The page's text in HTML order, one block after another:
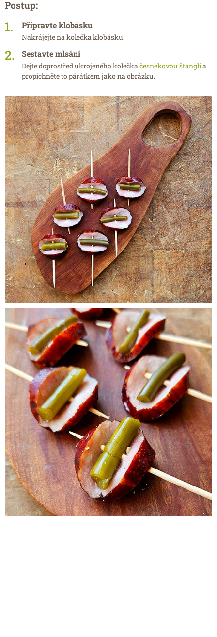
Postup:
Připravte klobásku
Nakrájejte na kolečka klobásku.
Sestavte mlsání
Dejte doprostřed ukrojeného kolečkačesnekovou štanglia
propíchněte to párátkem jako na obrázku.